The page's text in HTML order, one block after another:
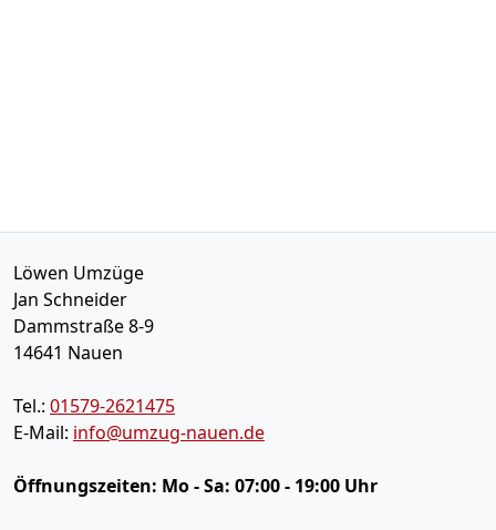
Löwen Umzüge
Jan Schneider
Dammstraße 8-9
14641 Nauen
Tel.: 01579-2621475
E-Mail: info@umzug-nauen.de
Öffnungszeiten: Mo - Sa: 07:00 - 19:00 Uhr